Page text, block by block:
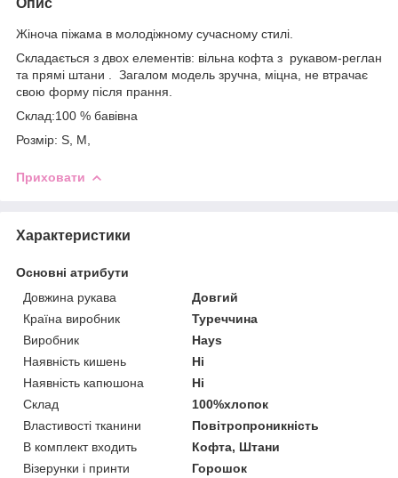
Жіноча піжама в молодіжному сучасному стилі.
Складається з двох елементів: вільна кофта з рукавом-реглан
та прямі штани . Загалом модель зручна, міцна, не втрачає
свою форму після прання.
Склад:100 % бавівна
Розмір: S, M,
Приховати
Характеристики
Основні атрибути
Довжина рукава
Довгий
Країна виробник
Туреччина
Виробник
Hays
Наявність кишень
Ні
Наявність капюшона
Ні
Склад
100%хлопок
Властивості тканини
Повітропроникність
В комплект входить
Кофта, Штани
Візерунки і принти
Горошок